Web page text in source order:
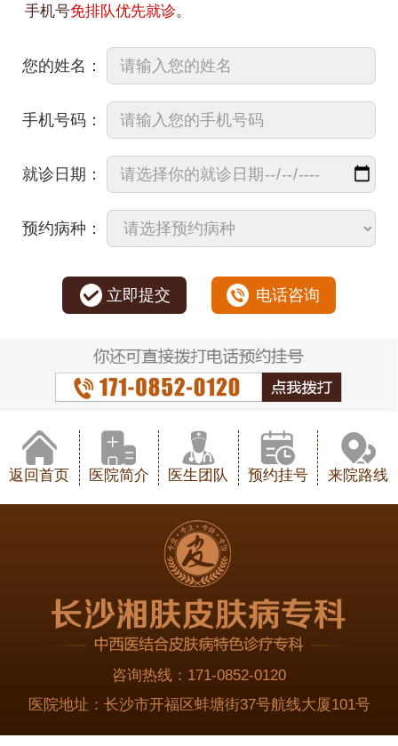
手机号免排队优先就诊。
您的姓名：
手机号码：
就诊日期：
预约病种：
立即提交 电话咨询
返回首页 医院简介 医生团队 预约挂号 来院路线
咨询热线： 171-0852-0120
医院地址： 长沙市开福区蚌塘街37号航线大厦101号